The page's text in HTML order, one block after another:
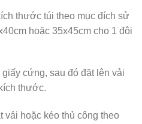
thước túi theo mục đích sử
hoặc 35x45cm cho 1 đôi
giấy cứng, sau đó đặt lên vải
thước.
vải hoặc kéo thủ công theo